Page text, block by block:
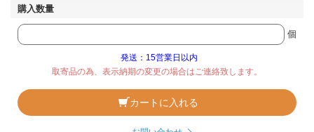
個
発送：15営業日以内
取寄品の為、表示納期の変更の場合はご連絡致します。
カートに入れる